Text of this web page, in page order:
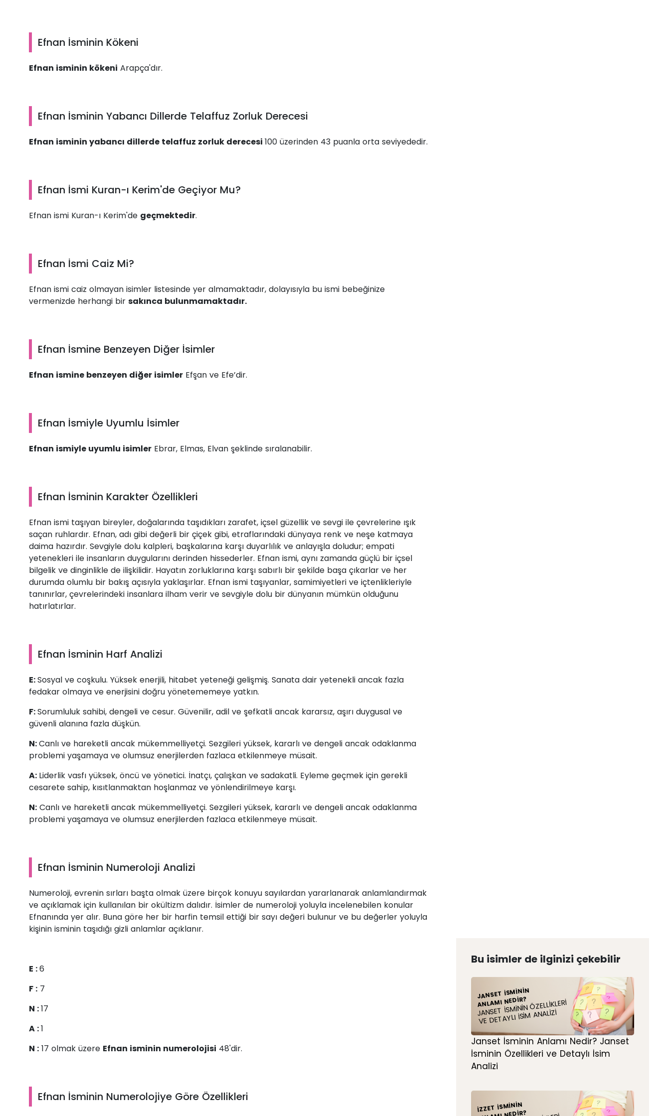
Efnan İsminin Kökeni
Efnan isminin kökeni Arapça'dır.
Efnan İsminin Yabancı Dillerde Telaffuz Zorluk Derecesi
Efnan isminin yabancı dillerde telaffuz zorluk derecesi 100 üzerinden 43 puanla orta seviyededir.
Efnan İsmi Kuran-ı Kerim'de Geçiyor Mu?
Efnan ismi Kuran-ı Kerim'de geçmektedir.
Efnan İsmi Caiz Mi?
Efnan ismi caiz olmayan isimler listesinde yer almamaktadır, dolayısıyla bu ismi bebeğinize
vermenizde herhangi bir sakınca bulunmamaktadır.
Efnan İsmine Benzeyen Diğer İsimler
Efnan ismine benzeyen diğer isimler Efşan ve Efe’dir.
Efnan İsmiyle Uyumlu İsimler
Efnan ismiyle uyumlu isimler Ebrar, Elmas, Elvan şeklinde sıralanabilir.
Efnan İsminin Karakter Özellikleri
Efnan ismi taşıyan bireyler, doğalarında taşıdıkları zarafet, içsel güzellik ve sevgi ile çevrelerine ışık
saçan ruhlardır. Efnan, adı gibi değerli bir çiçek gibi, etraflarındaki dünyaya renk ve neşe katmaya
daima hazırdır. Sevgiyle dolu kalpleri, başkalarına karşı duyarlılık ve anlayışla doludur; empati
yetenekleri ile insanların duygularını derinden hissederler. Efnan ismi, aynı zamanda güçlü bir içsel
bilgelik ve dinginlikle de ilişkilidir. Hayatın zorluklarına karşı sabırlı bir şekilde başa çıkarlar ve her
durumda olumlu bir bakış açısıyla yaklaşırlar. Efnan ismi taşıyanlar, samimiyetleri ve içtenlikleriyle
tanınırlar, çevrelerindeki insanlara ilham verir ve sevgiyle dolu bir dünyanın mümkün olduğunu
hatırlatırlar.
Efnan İsminin Harf Analizi
E:Sosyal ve coşkulu. Yüksek enerjili, hitabet yeteneği gelişmiş. Sanata dair yetenekli ancak fazla
fedakar olmaya ve enerjisini doğru yönetememeye yatkın.
F:Sorumluluk sahibi, dengeli ve cesur. Güvenilir, adil ve şefkatli ancak kararsız, aşırı duygusal ve
güvenli alanına fazla düşkün.
N:Canlı ve hareketli ancak mükemmelliyetçi. Sezgileri yüksek, kararlı ve dengeli ancak odaklanma
problemi yaşamaya ve olumsuz enerjilerden fazlaca etkilenmeye müsait.
A: Liderlik vasfı yüksek, öncü ve yönetici. İnatçı, çalışkan ve sadakatli. Eyleme geçmek için gerekli
cesarete sahip, kısıtlanmaktan hoşlanmaz ve yönlendirilmeye karşı.
N: Canlı ve hareketli ancak mükemmelliyetçi. Sezgileri yüksek, kararlı ve dengeli ancak odaklanma
problemi yaşamaya ve olumsuz enerjilerden fazlaca etkilenmeye müsait.
Efnan İsminin Numeroloji Analizi
Numeroloji, evrenin sırları başta olmak üzere birçok konuyu sayılardan yararlanarak anlamlandırmak
ve açıklamak için kullanılan bir okültizm dalıdır. İsimler de numeroloji yoluyla incelenebilen konular
Efnanında yer alır. Buna göre her bir harfin temsil ettiği bir sayı değeri bulunur ve bu değerler yoluyla
kişinin isminin taşıdığı gizli anlamlar açıklanır.
E :6
F : 7
N :17
A :1
N : 17 olmak üzere Efnan isminin numerolojisi 48'dir.
Efnan İsminin Numerolojiye Göre Özellikleri
Bu isimler de ilginizi çekebilir
JANSET İSMININ
ANLAMI NEDIR?
JANSET İSMININ ÖZELLIKLERI
VE DETAYLI İSIM ANALIZI
Janset İsminin Anlamı Nedir? Janset
İsminin Özellikleri ve Detaylı İsim
Analizi
İZZET İSMININ